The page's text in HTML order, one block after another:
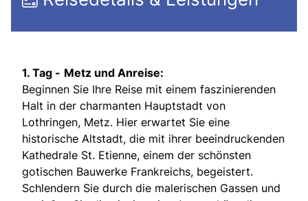
1. Tag - Metz und Anreise:
Beginnen Sie Ihre Reise mit einem faszinierenden
Halt in der charmanten Hauptstadt von
Lothringen, Metz. Hier erwartet Sie eine
historische Altstadt, die mit ihrer beeindruckenden
Kathedrale St. Etienne, einem der schönsten
gotischen Bauwerke Frankreichs, begeistert.
Schlendern Sie durch die malerischen Gassen und